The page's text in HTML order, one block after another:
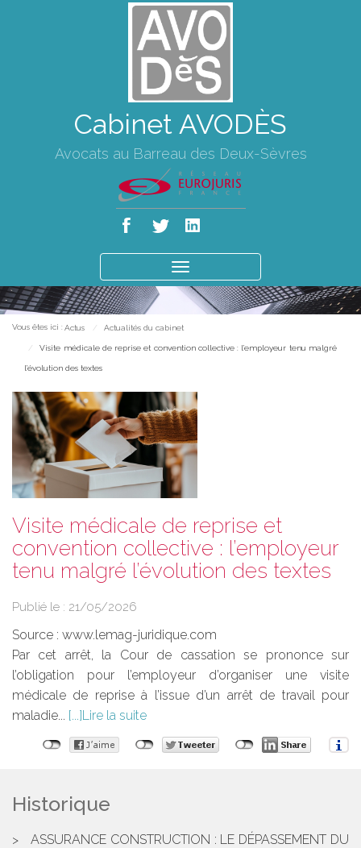
Cabinet AVODÈS
Avocats au Barreau des Deux-Sèvres
le
menu
Vous êtes ici : Actus Actualités du cabinet
Visite médicale de reprise et convention collective : l’employeur tenu malgré
l’évolution des textes
Visite médicale de reprise et
convention collective : l’employeur
tenu malgré l’évolution des textes
Publié le : 21/05/2026
Source : www.lemag-juridique.com
Par cet arrêt, la Cour de cassation se prononce sur
l’obligation pour l’employeur d’organiser une visite
médicale de reprise à l’issue d’un arrêt de travail pour
maladie...
Lire la suite
Historique
ASSURANCE CONSTRUCTION : LE DÉPASSEMENT DU